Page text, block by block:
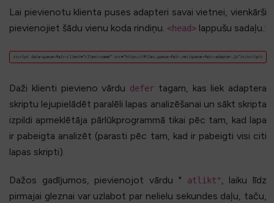
Lai pievienotu klienta puses adapteri savai vietnei, vienkārši
pievienojiet šādu vienu koda rindiņu. <head> lappušu sadaļu.:
Daži klienti pievieno vārdu defer tagam, kas liek adaptera
skriptu lejupielādēt paralēli lapas analizēšanai un sākt skripta
izpildi apmeklētāja pārlūkprogrammā tikai pēc tam, kad lapa
ir pabeigta analizēt (parasti pēc tam, kad ir pabeigti visi citi
lapas skripti).
Dažos gadījumos, pievienojot vārdu " atlikt", laiku līdz
pirmajai gleznai var uzlabot par nelielu sekundes daļu, taču,